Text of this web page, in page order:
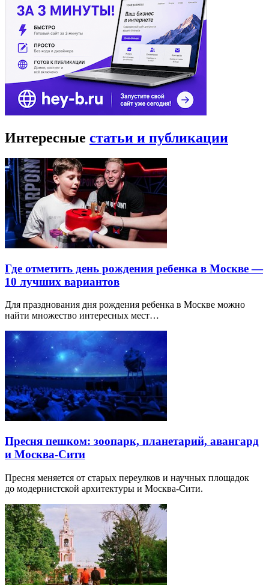
Интересные статьи и публикации
Где отметить день рождения ребенка в Москве —
10 лучших вариантов
Для празднования дня рождения ребенка в Москве можно
найти множество интересных мест…
Пресня пешком: зоопарк, планетарий, авангард
и Москва-Сити
Пресня меняется от старых переулков и научных площадок
до модернистской архитектуры и Москва-Сити.